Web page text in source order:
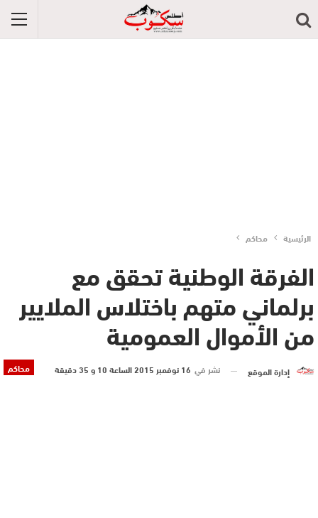
الرئيسية محاكم
الفرقة الوطنية تحقق مع
برلماني متهم باختلاس الملايير
من الأموال العمومية
محاكم إدارة الموقع نشر في 16 نوفمبر 2015 الساعة 10 و 35 دقيقة